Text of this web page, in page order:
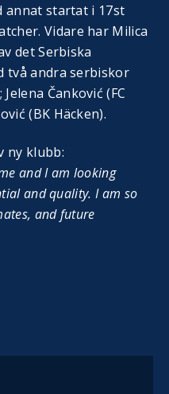
annat startat i 17st
Vidare har Milica
det Serbiska
två andra serbiskor
Čanković (FC
(BK Häcken).
ny klubb:
and I am looking
and quality. I am so
and future